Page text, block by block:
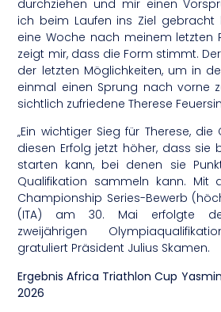
durchziehen und mir einen
ich beim Laufen ins Ziel
eine Woche nach meinem letzten
zeigt mir, dass die Form stimmt.
der letzten Möglichkeiten, um in
einmal einen Sprung nach vorne
sichtlich zufriedene Therese
„Ein wichtiger Sieg für Therese,
diesen Erfolg jetzt höher, dass sie
starten kann, bei denen sie
Qualifikation sammeln kann. Mit
Championship Series-Bewerb
(ITA) am 30. Mai erfolgte
zweijährigen
gratuliert Präsident Julius Skamen.
Ergebnis Africa Triathlon Cup
2026